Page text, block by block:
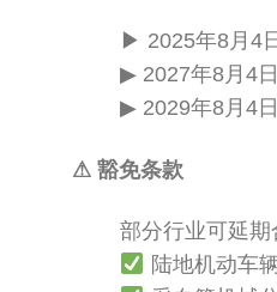
▶ 2025年8月4
▶ 2027年8月4
▶ 2029年8月4
⚠ 豁免条款
部分行业可延期
陆地机动车